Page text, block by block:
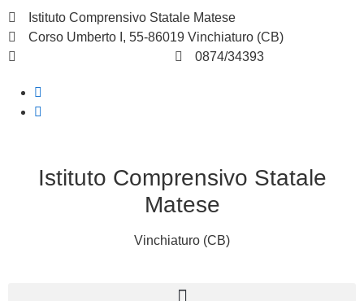
Istituto Comprensivo Statale Matese
Corso Umberto I, 55-86019 Vinchiaturo (CB)
0874/34393
Istituto Comprensivo Statale
Matese
Vinchiaturo (CB)